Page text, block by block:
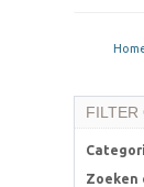
FILTER
Zoeken